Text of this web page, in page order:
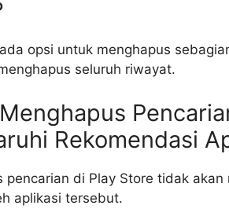
opsi untuk menghapus
seluruh riwayat.
Rekomendasi
pencarian di Play Store tidak
aplikasi tersebut.